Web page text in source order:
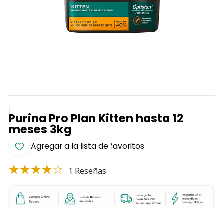
|
Purina Pro Plan Kitten hasta 12
meses 3kg
Agregar a la lista de favoritos
1 Reseñas